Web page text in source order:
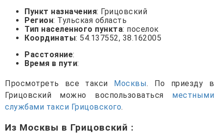
Пункт назначения: Грицовский
Регион: Тульская область
Тип населенного пункта: поселок
Координаты: 54.137552, 38.162005
Расстояние:
Время в пути:
Просмотреть все такси Москвы. По приезду в
Грицовский можно воспользоваться местными
службами такси Грицовского.
Из Москвы в Грицовский :